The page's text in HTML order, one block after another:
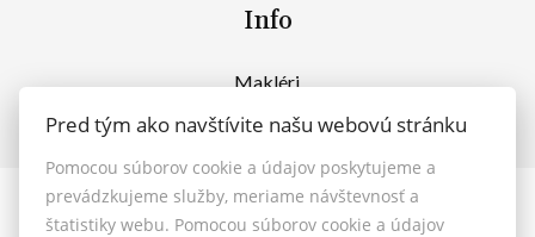
Info
Makléri
Napíšte nám
© 2026 - MAXFIN REAL s.r.o.
Pred tým ako navštívite našu webovú stránku
Pomocou súborov cookie a údajov poskytujeme a
prevádzkujeme služby, meriame návštevnosť a
štatistiky webu. Pomocou súborov cookie a údajov